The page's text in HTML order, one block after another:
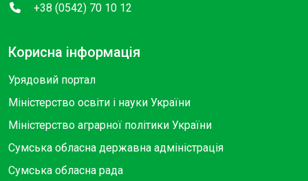
+38 (0542) 70 10 12
Корисна інформація
Урядовий портал
Міністерство освіти і науки України
Міністерство аграрної політики України
Сумська обласна державна адміністрація
Сумська обласна рада